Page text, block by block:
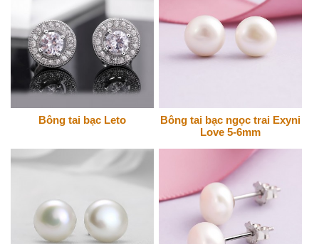
Bông tai bạc Leto
Bông tai bạc ngọc trai Exyni
Love 5-6mm